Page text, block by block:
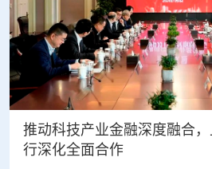
推动科技产业金融深度融合
行深化全面合作